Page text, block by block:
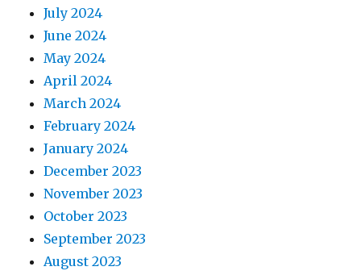
July 2024
June 2024
May 2024
April 2024
March 2024
February 2024
January 2024
December 2023
November 2023
October 2023
September 2023
August 2023